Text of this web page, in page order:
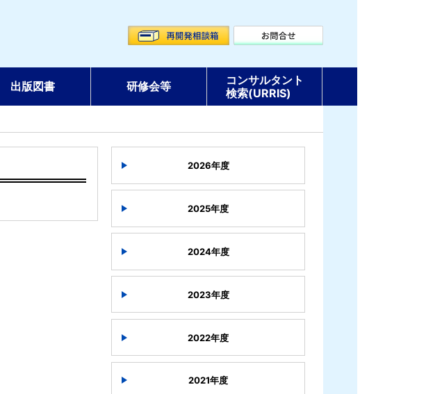
出版図書 研修会等
コンサルタント
検索(URRIS)
2026年度
2025年度
2024年度
2023年度
2022年度
2021年度